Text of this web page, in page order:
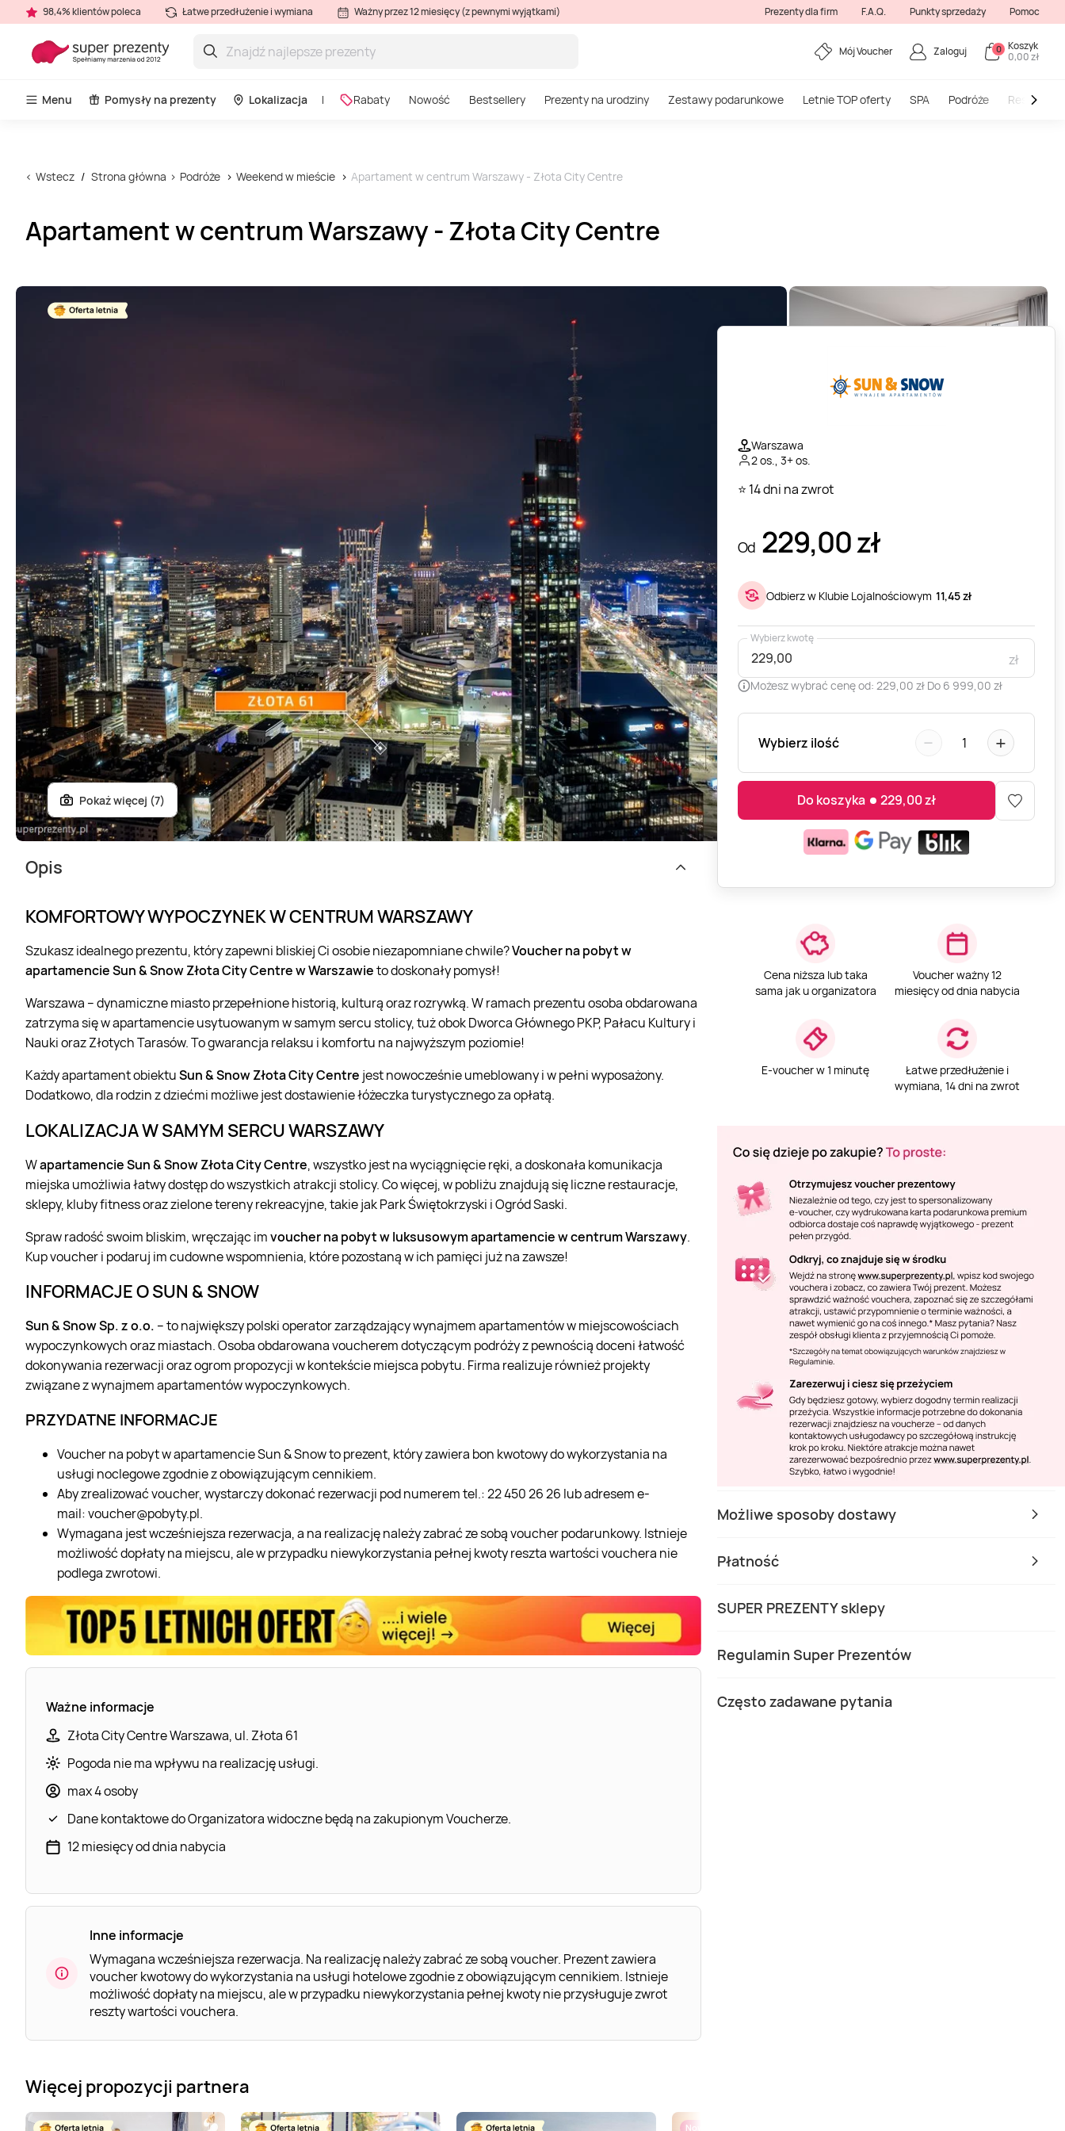
98,4% klientów poleca Łatwe przedłużenie i wymiana Ważny przez 12 miesięcy (z pewnymi wyjątkami) Prezenty dla firm F.A.Q. Punkty sprzedaży Pomoc
Mój Voucher Zaloguj 0 Koszyk
0,00 zł
Menu Pomysły na prezenty Lokalizacja Rabaty Nowość Bestsellery Prezenty na urodziny Zestawy podarunkowe Letnie TOP oferty SPA Podróże
Wstecz Strona główna Podróże Weekend w mieście Apartament w centrum Warszawy - Złota City Centre
Apartament w centrum Warszawy - Złota City Centre
Pokaż więcej (7)
Warszawa
2 os., 3+ os.
⭐ 14 dni na zwrot
Od 229,00zł
Odbierz w Klubie Lojalnościowym 11,45 zł
zł
Wybierz kwotę
Możesz wybrać cenę od: 229,00 zł Do 6 999,00 zł
Wybierz ilość − 1 +
Do koszyka 229,00zł
Cena niższa lub taka
sama jak u organizatora
Voucher ważny 12
miesięcy od dnia nabycia
E-voucher w 1 minutę
Łatwe przedłużenie i
wymiana, 14 dni na zwrot
Możliwe sposoby dostawy
Płatność
SUPER PREZENTY sklepy
Regulamin Super Prezentów
Często zadawane pytania
Opis
KOMFORTOWY WYPOCZYNEK W CENTRUM WARSZAWY
Szukasz idealnego prezentu, który zapewni bliskiej Ci osobie niezapomniane chwile?Voucher na pobyt w
apartamencie Sun & Snow Złota City Centre w Warszawieto doskonały pomysł!
Warszawa – dynamiczne miasto przepełnione historią, kulturą oraz rozrywką. W ramach prezentu osoba obdarowana
zatrzyma się w apartamencie usytuowanym w samym sercu stolicy, tuż obok Dworca Głównego PKP, Pałacu Kultury i
Nauki oraz Złotych Tarasów. To gwarancja relaksu i komfortu na najwyższym poziomie!
Każdy apartament obiektuSun & Snow Złota City Centre jest nowocześnie umeblowany i w pełni wyposażony.
Dodatkowo, dla rodzin z dziećmi możliwe jest dostawienie łóżeczka turystycznego za opłatą.
LOKALIZACJA W SAMYM SERCU WARSZAWY
Wapartamencie Sun & Snow Złota City Centre, wszystko jest na wyciągnięcie ręki, a doskonała komunikacja
miejska umożliwia łatwy dostęp do wszystkich atrakcji stolicy. Co więcej, w pobliżu znajdują się liczne restauracje,
sklepy, kluby fitness oraz zielone tereny rekreacyjne, takie jak Park Świętokrzyski i Ogród Saski.
Spraw radość swoim bliskim, wręczając imvoucher na pobyt w luksusowym apartamencie w centrum Warszawy.
Kup voucher i podaruj im cudowne wspomnienia, które pozostaną w ich pamięci już na zawsze!
INFORMACJE O SUN & SNOW
Sun & Snow Sp. z o.o. – to największy polski operator zarządzający wynajmem apartamentów w miejscowościach
wypoczynkowych oraz miastach. Osoba obdarowana voucherem dotyczącym podróży z pewnością doceni łatwość
dokonywania rezerwacji oraz ogrom propozycji w kontekście miejsca pobytu. Firma realizuje również projekty
związane z wynajmem apartamentów wypoczynkowych.
PRZYDATNE INFORMACJE
Voucher na pobyt w apartamencie Sun & Snow to prezent, który zawiera bon kwotowy do wykorzystania na
usługi noclegowe zgodnie z obowiązującym cennikiem.
Aby zrealizować voucher, wystarczy dokonać rezerwacji pod numerem tel.: 22 450 26 26 lub adresem e-
mail:voucher@pobyty.pl.
Wymagana jest wcześniejsza rezerwacja, a na realizację należy zabrać ze sobą voucher podarunkowy. Istnieje
możliwość dopłaty na miejscu, ale w przypadku niewykorzystania pełnej kwoty reszta wartości vouchera nie
podlega zwrotowi.
Ważne informacje
Złota City Centre Warszawa, ul. Złota 61
Pogoda nie ma wpływu na realizację usługi.
max 4 osoby
Dane kontaktowe do Organizatora widoczne będą na zakupionym Voucherze.
12 miesięcy od dnia nabycia
Inne informacje
Wymagana wcześniejsza rezerwacja. Na realizację należy zabrać ze sobą voucher. Prezent zawiera
voucher kwotowy do wykorzystania na usługi hotelowe zgodnie z obowiązującym cennikiem. Istnieje
możliwość dopłaty na miejscu, ale w przypadku niewykorzystania pełnej kwoty nie przysługuje zwrot
reszty wartości vouchera.
Więcej propozycji partnera
Nowość